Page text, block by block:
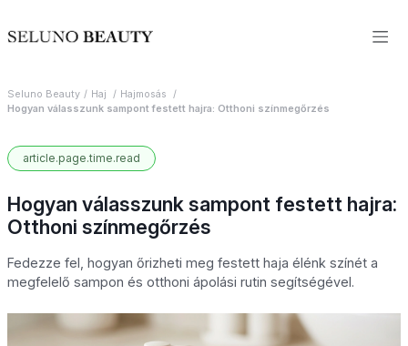
Seluno Beauty Haj
Hajmosás
Hogyan válasszunk sampont festett hajra: Otthoni színmegőrzés
article.page.time.read
Hogyan válasszunk sampont festett hajra:
Otthoni színmegőrzés
Fedezze fel, hogyan őrizheti meg festett haja élénk színét a
megfelelő sampon és otthoni ápolási rutin segítségével.